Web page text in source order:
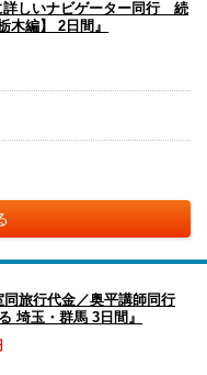
詳しいナビゲーター同行 続
木編】 2日間』
旅行代金／奥平講師同行
埼玉・群馬 3日間』